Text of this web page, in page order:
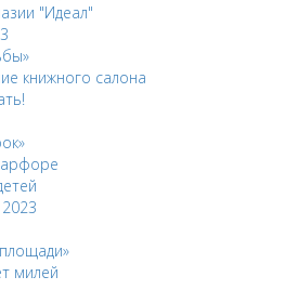
"Идеал"
книжного салона
милей